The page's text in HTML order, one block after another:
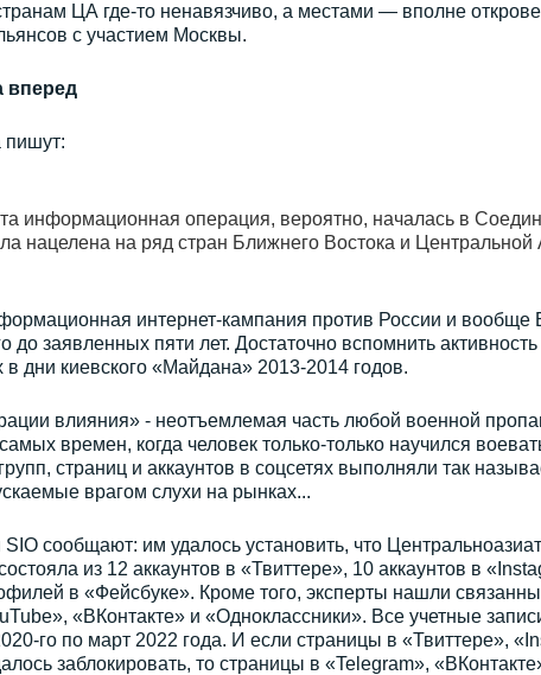
ЦА где-то ненавязчиво, а местами — вполне
с участием Москвы.
вперед
пишут:
информационная операция, вероятно, началась в
нацелена на ряд стран Ближнего Востока и Центральной
интернет-кампания против России и
до заявленных пяти лет. Достаточно вспомнить
в дни киевского «Майдана» 2013-2014 годов.
влияния» - неотъемлемая часть любой военной
времен, когда человек только-только научился
страниц и аккаунтов в соцсетях выполняли так
врагом слухи на рынках...
сообщают: им удалось установить, что
из 12 аккаунтов в «Твиттере», 10 аккаунтов в
в «Фейсбуке». Кроме того, эксперты нашли
«ВКонтакте» и «Одноклассники». Все учетные
го по март 2022 года. И если страницы в «Твиттере»,
заблокировать, то страницы в «Telegram»,